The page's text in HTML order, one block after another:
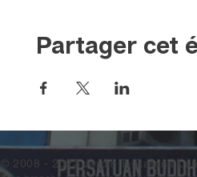
Partager cet
© 2008 - 2022 Jardin Ti-Ratana